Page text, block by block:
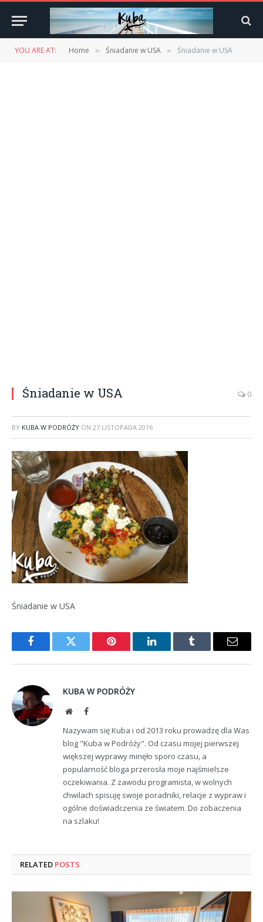
YOU ARE AT: Home » Śniadanie w USA » Śniadanie w USA
Śniadanie w USA 0
BY KUBA W PODRÓŻY ON 27 LISTOPADA 2016
Śniadanie w USA
FacebookTwitter Pinterest LinkedInTumblr Email
KUBA W PODRÓŻY
WebsiteFacebook
Nazywam się Kuba i od 2013 roku prowadzę dla Was
blog "Kuba w Podróży". Od czasu mojej pierwszej
większej wyprawy minęło sporo czasu, a
popularność bloga przerosła moje najśmielsze
oczekiwania. Z zawodu programista, w wolnych
chwilach spisuję swoje poradniki, relacje z wypraw i
ogólne doświadczenia ze światem. Do zobaczenia
na szlaku!
RELATED POSTS